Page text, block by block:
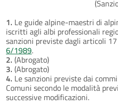
1. Le guide alpine-maestri di
iscritti agli albi professionali
sanzioni previste dagli articoli
6/1989.
2. (Abrogato)
3. (Abrogato)
4. Le sanzioni previste dai
Comuni secondo le modalità
successive modificazioni.